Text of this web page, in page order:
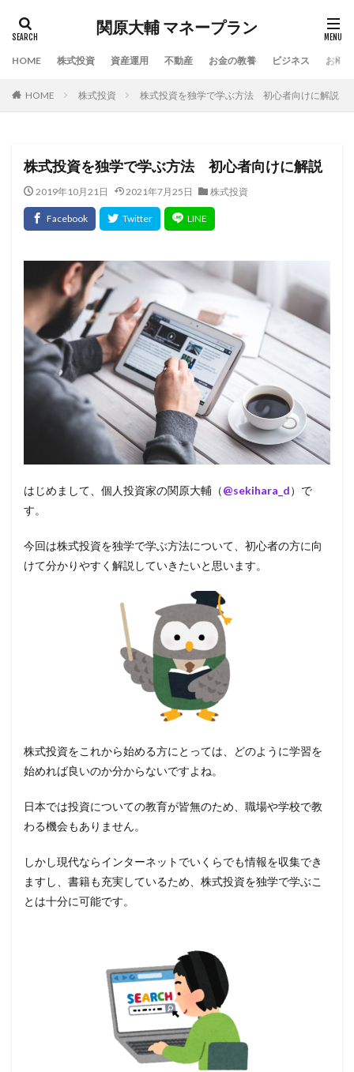
関原大輔 マネープラン
HOME 株式投資 資産運用 不動産 お金の教養 ビジネス お問
HOME 株式投資 株式投資を独学で学ぶ方法 初心者向けに解説
株式投資を独学で学ぶ方法 初心者向けに解説
2019年10月21日 2021年7月25日 株式投資
はじめまして、個人投資家の関原大輔（@sekihara_d）で
す。
今回は株式投資を独学で学ぶ方法について、初心者の方に向
けて分かりやすく解説していきたいと思います。
株式投資をこれから始める方にとっては、どのように学習を
始めれば良いのか分からないですよね。
日本では投資についての教育が皆無のため、職場や学校で教
わる機会もありません。
しかし現代ならインターネットでいくらでも情報を収集でき
ますし、書籍も充実しているため、株式投資を独学で学ぶこ
とは十分に可能です。